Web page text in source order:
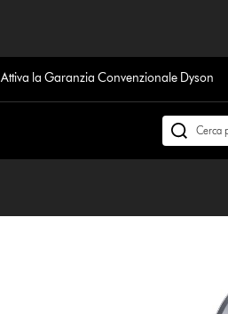
Attiva la Garanzia Convenzionale Dyson
Cerca